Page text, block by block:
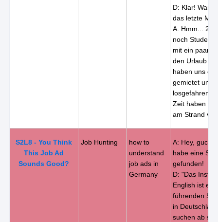
D: Klar! Wann
das letzte Mal
A: Hmm...
noch Student
mit ein paar
den Urlaub
haben uns ein
gemietet und
losgefahren.
Zeit haben
am Strand
S2L8 - You Think
This Job Ad
Sounds Good?
Job Hunting
how to
understand
job ads in
Germany
A: Hey, guck
habe eine
gefunden!
D: "Das
English ist
führenden
in
suchen ab